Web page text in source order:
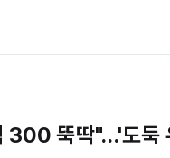
300 뚝딱"…'도둑